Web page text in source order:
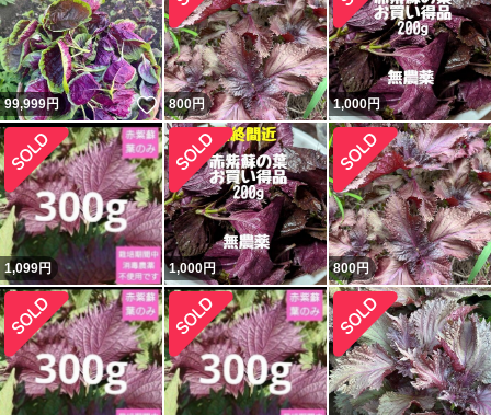
99,999円 いいね！
800円 1,000円
1,099円 1,000円 800円